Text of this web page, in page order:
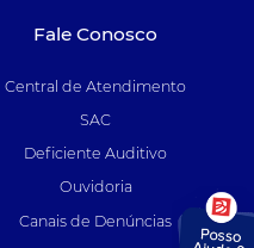
Fale Conosco
Central de Atendimento
SAC
Deficiente Auditivo
Ouvidoria
Canais de Denúncias